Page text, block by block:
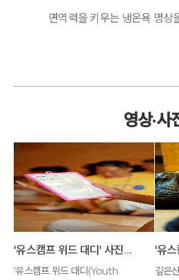
면역력을 키우는 냉온욕 명상
영상·사
'유스캠프 위드 대디' 사진모음
'유스캠프 위드 대디(Youth
깊은